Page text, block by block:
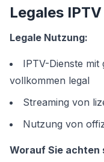
Legales
Legale Nutzung:
IPTV-Dienste mit
vollkommen legal
Streaming von
Nutzung von
Worauf Sie achten